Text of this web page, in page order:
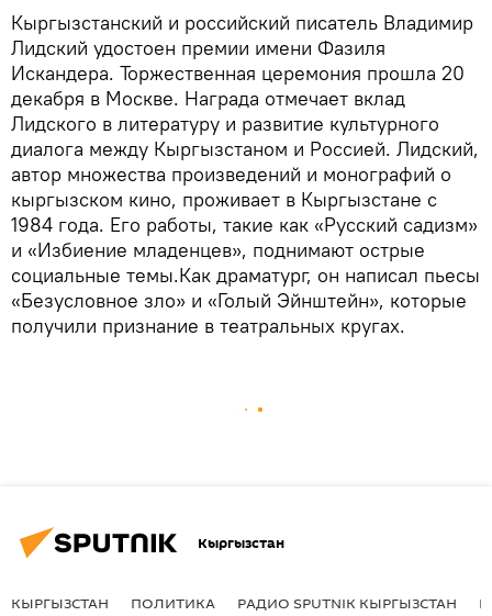
Кыргызстанский и российский писатель Владимир
Лидский удостоен премии имени Фазиля
Искандера. Торжественная церемония прошла 20
декабря в Москве. Награда отмечает вклад
Лидского в литературу и развитие культурного
диалога между Кыргызстаном и Россией. Лидский,
автор множества произведений и монографий о
кыргызском кино, проживает в Кыргызстане с
1984 года. Его работы, такие как «Русский садизм»
и «Избиение младенцев», поднимают острые
социальные темы.Как драматург, он написал пьесы
«Безусловное зло» и «Голый Эйнштейн», которые
получили признание в театральных кругах.
Кыргызстан
КЫРГЫЗСТАН ПОЛИТИКА РАДИО SPUTNIK КЫРГЫЗСТАН